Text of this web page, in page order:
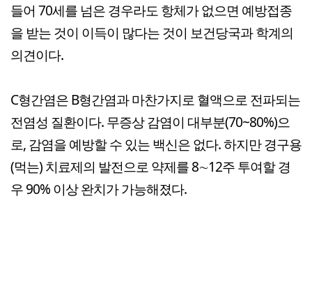
들어 70세를 넘은 경우라도 항체가 없으면 예방접종
을 받는 것이 이득이 많다는 것이 보건당국과 학계의
의견이다.
C형간염은 B형간염과 마찬가지로 혈액으로 전파되는
전염성 질환이다. 무증상 감염이 대부분(70~80%)으
로, 감염을 예방할 수 있는 백신은 없다. 하지만 경구용
(먹는) 치료제의 발전으로 약제를 8∼12주 투여할 경
우 90% 이상 완치가 가능해졌다.